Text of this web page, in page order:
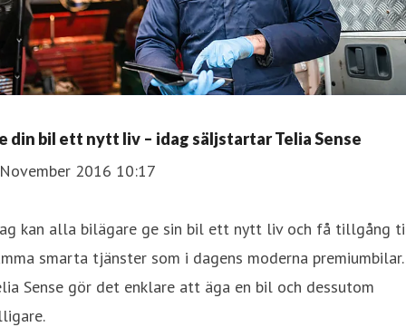
din bil ett nytt liv – idag säljstartar Telia Sense
2016 10:17
kan alla bilägare ge sin bil ett nytt liv och få tillgång
smarta tjänster som i dagens moderna premiumbilar.
Sense gör det enklare att äga en bil och dessutom